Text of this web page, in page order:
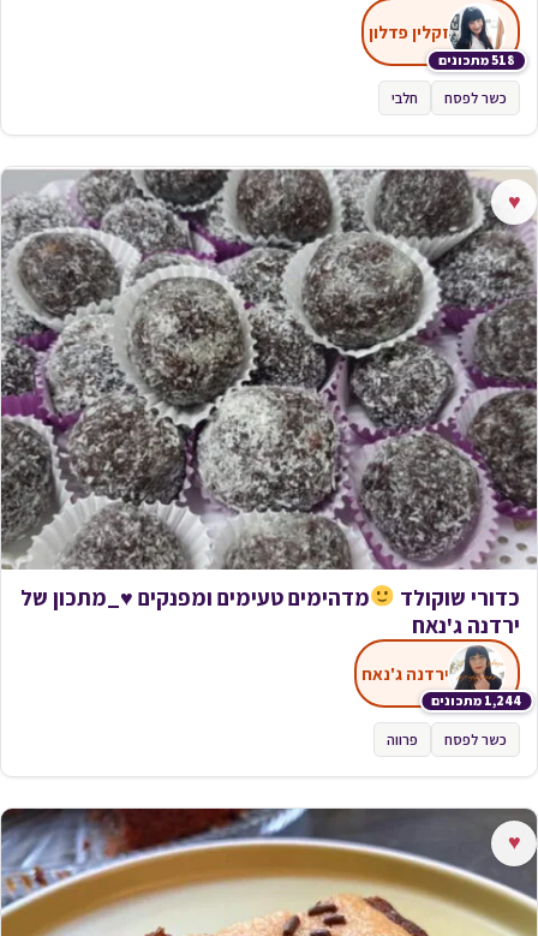
518 מתכונים
זקלין פדלון
כשר לפסח חלבי
♥
כדורי שוקולד מדהימים טעימים ומפנקים ♥️ _מתכון של
ירדנה ג'נאח
1,244 מתכונים
ירדנה ג'נאח
כשר לפסח פרווה
♥